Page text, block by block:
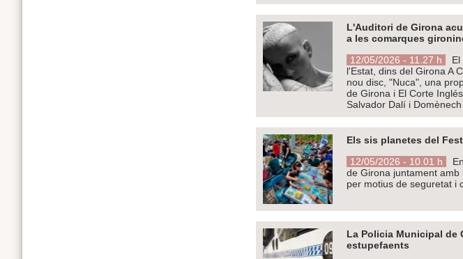
L'Auditori de Girona
a les comarques
12/05/2026 - 11.27 h
l'Estat, dins del Girona A
nou disc, "Nuca", una
de Girona i El Corte
Salvador Dalí i
Els sis planetes del
12/05/2026 - 10.01 h
de Girona juntament
per motius de seguretat i
La Policia Municipal de
estupefaents